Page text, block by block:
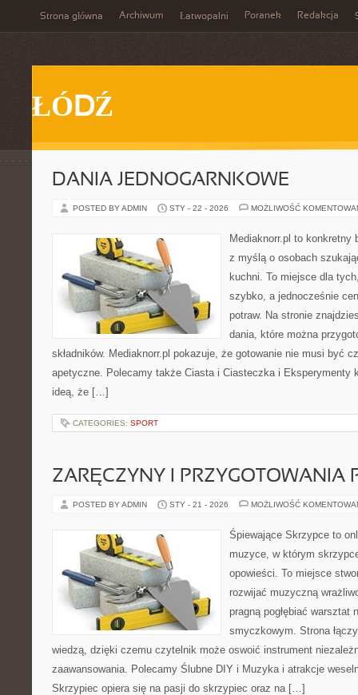
Strona główna Archiwum Łatwopalni Poranek Redakcja
ŁÓDŹ
DANIA JEDNOGARNKOWE
POSTED BY ADMIN STY - 22 - 2026 MOŻLIWOŚĆ
Mediaknorr.pl to konkretny
z myślą o osobach
kuchni. To miejsce dla
szybko, a jednocześnie
potraw. Na stronie
dania, które można
składników. Mediaknorr.pl pokazuje, że gotowanie nie musi być
apetyczne. Polecamy także Ciasta i Ciasteczka i Eksperymenty
ideą, że […]
CATEGORIES: SPORT
ZARĘCZYNY I PRZYGOTOWANIA
POSTED BY ADMIN STY - 21 - 2026 MOŻLIWOŚĆ
Śpiewające Skrzypce to
muzyce, w którym
opowieści. To miejsce
rozwijać muzyczną
pragną pogłębiać warsztat
smyczkowym. Strona
wiedzą, dzięki czemu czytelnik może oswoić instrument
zaawansowania. Polecamy Ślubne DIY i Muzyka i atrakcje
Skrzypiec opiera się na pasji do skrzypiec oraz na […]